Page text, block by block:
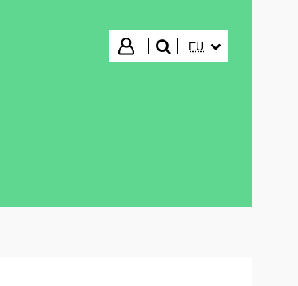
Hasi saioa
bilatu"
EU